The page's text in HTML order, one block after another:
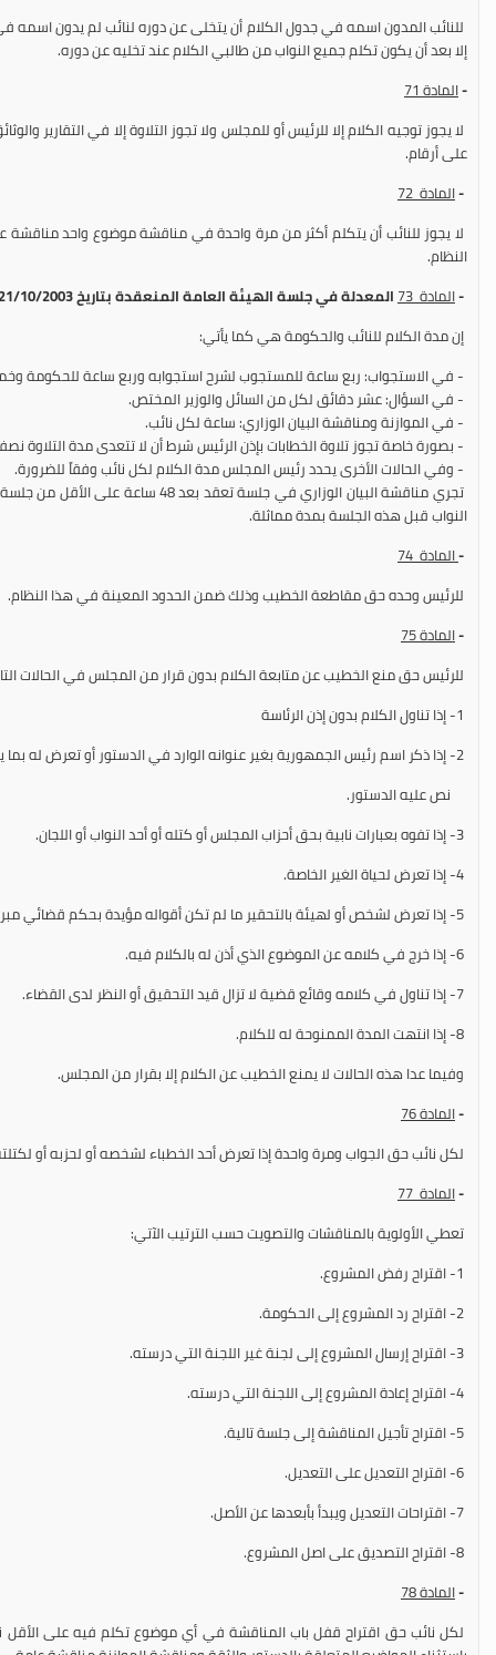
للنائب المدون اسمه في جدول الكلام أن يتخلى عن دوره لنائب لم يدون اسمه
إلا بعد أن يكون تكلم جميع النواب من طالبي الكلام عند تخليه عن دوره.
-المادة 71
لا يجوز توجيه الكلام إلا للرئيس أو للمجلس ولا تجوز التلاوة إلا في التقارير
على أرقام.
-المادة 72
لا يجوز للنائب أن يتكلم أكثر من مرة واحدة في مناقشة موضوع واحد
النظام.
-المادة 73
المعدلة في جلسة الهيئة العامة المنعقدة بتاريخ 21/10/2003:
إن مدة الكلام للنائب والحكومة هي كما يأتي:
- في الاستجواب: ربع ساعة للمستجوب لشرح استجوابه وربع ساعة للحكومة
- في السؤال: عشر دقائق لكل من السائل والوزير المختص.
- في الموازنة ومناقشة البيان الوزاري: ساعة لكل نائب.
- بصورة خاصة تجوز تلاوة الخطابات بإذن الرئيس شرط أن لا تتعدى مدة التلاوة
- وفي الحالات الأخرى يحدد رئيس المجلس مدة الكلام لكل نائب وفقاً للضرورة.
تجري مناقشة البيان الوزاري في جلسة تعقد
النواب قبل هذه الجلسة بمدة مماثلة.
-المادة 74
للرئيس وحده حق مقاطعة الخطيب وذلك ضمن الحدود المعينة في هذا النظام.
-المادة 75
للرئيس حق منع الخطيب عن متابعة الكلام بدون قرار من المجلس في الحالات
نص عليه الدستور.
وفيما عدا هذه الحالات لا يمنع الخطيب عن الكلام إلا بقرار من المجلس.
-المادة76
لكل نائب حق الجواب ومرة واحدة إذا تعرض أحد الخطباء لشخصه أو لحزبه أو
-المادة 77
تعطي الأولوية بالمناقشات والتصويت حسب الترتيب الآتي:
-المادة 78
لكل نائب حق اقتراح قفل باب المناقشة في أي موضوع تكلم فيه على الأقل